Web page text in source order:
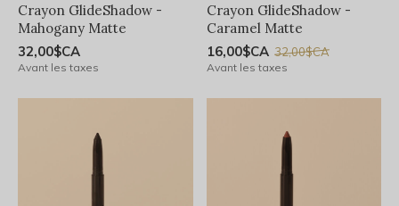
Crayon GlideShadow -
Mahogany Matte
32,00$CA
Avant les taxes
Crayon GlideShadow -
Caramel Matte
16,00$CA 32,00$CA
Avant les taxes